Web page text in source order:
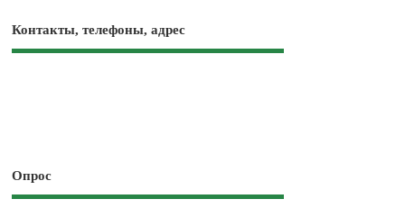
Контакты, телефоны, адрес
Опрос